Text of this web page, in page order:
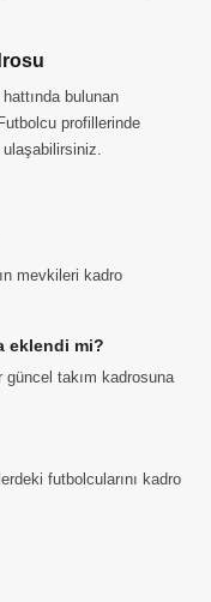
bulunan
profillerinde
mevkileri kadro
eklendi mi?
güncel takım kadrosuna
futbolcularını kadro